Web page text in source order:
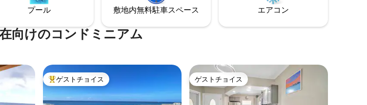
ます。
は「Vivo」レストランもあります。
プール 敷地内無料駐⁠車ス⁠ペ⁠ー⁠ス エアコン
向けのコンドミニアム
大好評のゲストチョイスです。
ゲストチョイス ゲストチョイス
ゲストチョイス